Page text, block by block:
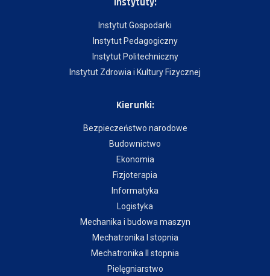
Instytut Gospodarki
Instytut Pedagogiczny
Instytut Politechniczny
Instytut Zdrowia i Kultury Fizycznej
Kierunki:
Bezpieczeństwo narodowe
Budownictwo
Ekonomia
Fizjoterapia
Informatyka
Logistyka
Mechanika i budowa maszyn
Mechatronika I stopnia
Mechatronika II stopnia
Pielęgniarstwo